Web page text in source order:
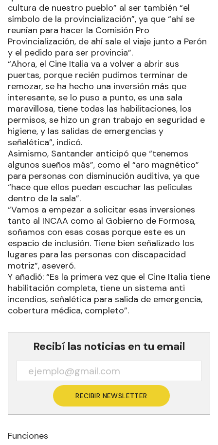
cultura de nuestro pueblo” al ser también “el
símbolo de la provincialización”, ya que “ahí se
reunían para hacer la Comisión Pro
Provincialización, de ahí sale el viaje junto a Perón
y el pedido para ser provincia”.
“Ahora, el Cine Italia va a volver a abrir sus
puertas, porque recién pudimos terminar de
remozar, se ha hecho una inversión más que
interesante, se lo puso a punto, es una sala
maravillosa, tiene todas las habilitaciones, los
permisos, se hizo un gran trabajo en seguridad e
higiene, y las salidas de emergencias y
señalética”, indicó.
Asimismo, Santander anticipó que “tenemos
algunos sueños más”, como el “aro magnético”
para personas con disminución auditiva, ya que
“hace que ellos puedan escuchar las películas
dentro de la sala”.
“Vamos a empezar a solicitar esas inversiones
tanto al INCAA como al Gobierno de Formosa,
soñamos con esas cosas porque este es un
espacio de inclusión. Tiene bien señalizado los
lugares para las personas con discapacidad
motriz”, aseveró.
Y añadió: “Es la primera vez que el Cine Italia tiene
habilitación completa, tiene un sistema anti
incendios, señalética para salida de emergencia,
cobertura médica, completo”.
Recibí las noticias en tu email
RECIBIR NEWSLETTER
Funciones